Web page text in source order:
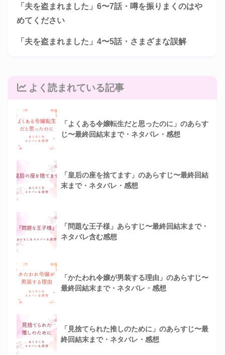
「夫を盗まれました」6〜7話・噂を振りまくのはや
めてください
「夫を盗まれました」4〜5話・さまざまな誤解
よく読まれている記事
「よくある令嬢転生だと思ったのに」のあらす
じ〜最終回結末まで・ネタバレ・感想
「皇后の座を捨てます」のあらすじ〜最終回結
末まで・ネタバレ・感想
「問題な王子様」あらすじ〜最終回結末まで・
ネタバレ含む感想
「かたわれ令嬢が男装する理由」のあらすじ〜
最終回結末まで・ネタバレ・感想
「見捨てられた推しのために」のあらすじ〜最
終回結末まで・ネタバレ・感想